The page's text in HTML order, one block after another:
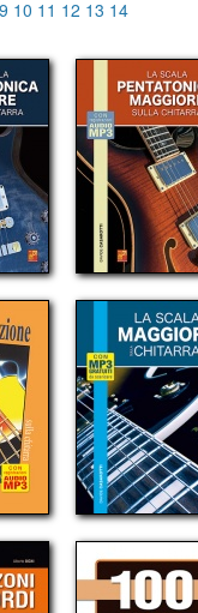
9 10 11 12 13 14